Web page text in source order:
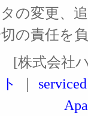
の変更、
の責任を
[株式会社